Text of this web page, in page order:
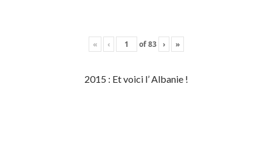
« ‹ of83 › »
2015 : Et voici l’ Albanie !